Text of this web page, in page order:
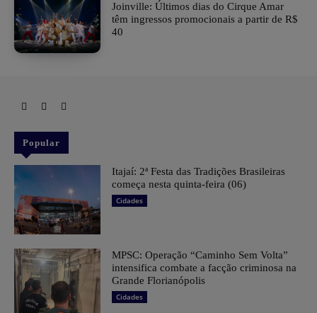
Joinville: Últimos dias do Cirque Amar
têm ingressos promocionais a partir de R$
40
Popular
​Itajaí: 2ª Festa das Tradições Brasileiras
começa nesta quinta-feira (06)
Cidades
MPSC: Operação “Caminho Sem Volta”
intensifica combate a facção criminosa na
Grande Florianópolis
Cidades